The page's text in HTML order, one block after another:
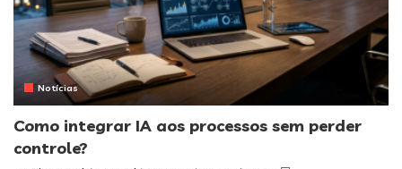
Notícias
Como integrar IA aos processos sem perder
controle?